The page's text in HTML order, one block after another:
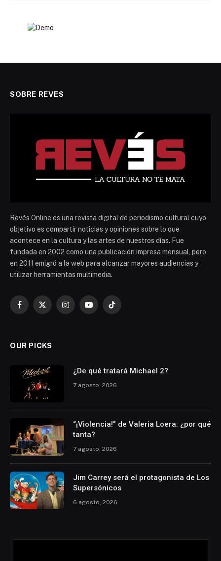
SOBRE REVES
Revés Online es una revista digital de periodismo cultural cuyo
objetivo es compartir noticias y opiniones sobre lo que
acontece en la cultura y las artes de nuestros días. Fue
fundada en 2002 como una publicación impresa mensual, pero
en 2011 emigró a la web para alcanzar mayores audiencias y
utilizar herramientas multimedia.
Facebook
X
InstagramYouTubeTikTok
OUR PICKS
¿De qué tratará Michael 2?
7 agosto, 2026
“¡Violencia!” de Valeria Loera: ¿por qué
tanta?
7 agosto, 2026
Jim Carrey será el protagonista de Los
Supersónicos
6 agosto, 2026